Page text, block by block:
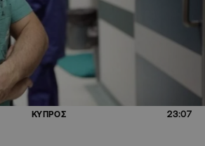
ΚΥΠΡΟΣ 23:07